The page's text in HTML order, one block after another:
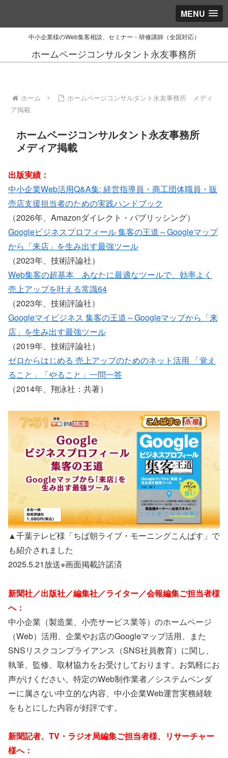
MENU
中小企業様のWeb集客相談、セミナー・研修講師（全国対応）
ホームページコンサルタント永友事務所
ホーム
ホームページコンサルタント永友事務所 メディ
ア掲載
ホームページコンサルタント永友事務所
メディア掲載
出版実績：
中小企業Web活用Q&A集: 経営指導員・商工団体職員・販
売店支援担当者のための実践ハンドブック
（2026年、Amazonダイレクト・パブリッシング）
Googleビジネスプロフィール 集客の王道～Googleマップ
から「来店」を生み出す最強ツール
（2023年、技術評論社）
Web集客の超基本 あなたに最適なツールで、効率よく
売上アップを叶える常識64
（2023年、技術評論社）
Googleマイビジネス 集客の王道～Googleマップから「来
店」を生み出す最強ツール
（2019年、技術評論社）
ゼロからはじめる 売上アップのためのネット活用 「覚え
ること」「やること」一問一答
（2014年、翔泳社：共著）
▲千葉テレビ様「ちば朝ライブ・モーニングこんぱす」で
も紹介されました
2025.5.21放送※画面掲載許諾済
新聞社／出版社／編集社／ライター／会報編集ご担当者様
へ：
中小企業（製造業、小売サービス業等）のホームページ
（Web）活用、企業やお店のGoogleマップ活用、また
SNSリスクコンプライアンス（SNS社員教育）に関し、
執筆、監修、取材協力をお受けしております。お気軽にお
声がけください。特定のWeb制作業者／システムベンダ
ーに属さない中立的な内容、中小企業Web運営実務経験
をもとにした内容が好評です。
新聞記者、TV・ラジオ局編集ご担当者様、リサーチャー
様へ：